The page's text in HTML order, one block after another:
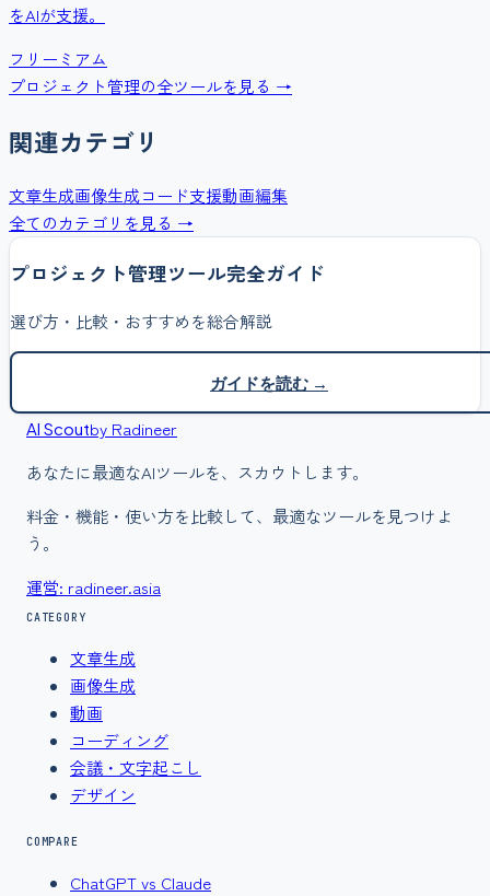
をAIが支援。
フリーミアム
プロジェクト管理の全ツールを見る →
関連カテゴリ
文章生成画像生成コード支援動画編集
全てのカテゴリを見る →
プロジェクト管理ツール完全ガイド
選び方・比較・おすすめを総合解説
ガイドを読む →
AI Scoutby Radineer
あなたに最適なAIツールを、スカウトします。
料金・機能・使い方を比較して、最適なツールを見つけよ
う。
運営: radineer.asia
CATEGORY
文章生成
画像生成
動画
コーディング
会議・文字起こし
デザイン
COMPARE
ChatGPT vs Claude